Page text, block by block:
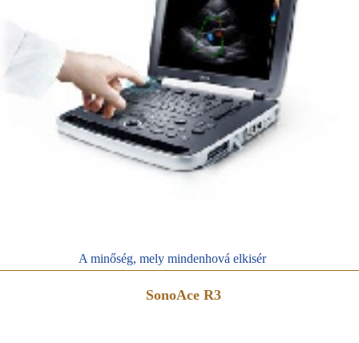
A minőség, mely mindenhová elkisér
SonoAce R3